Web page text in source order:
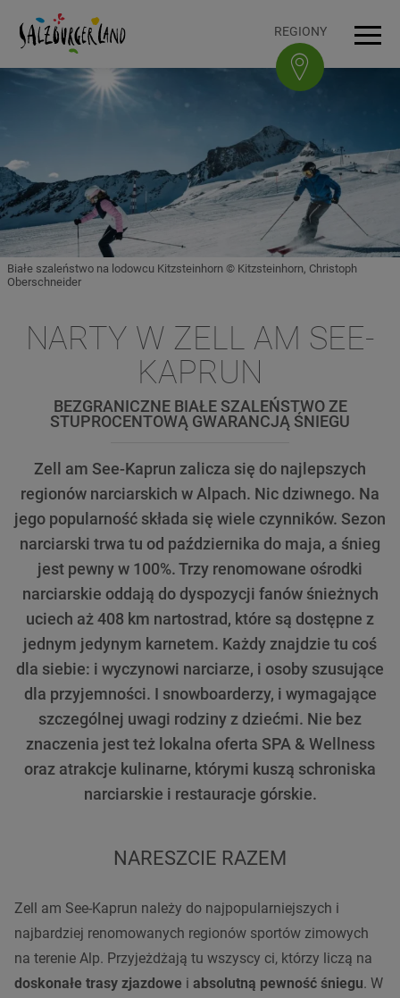
Do treściAccesskey
[0]
Do nawigacjiAccesskey
[1]
Na górę stronyAccesskey
[2]
Do stopkiAccesskey
[3] REGIONY
Białe szaleństwo na lodowcu Kitzsteinhorn © Kitzsteinhorn, Christoph
Oberschneider
NARTY W ZELL AM SEE-
KAPRUN
BEZGRANICZNE BIAŁE SZALEŃSTWO ZE
STUPROCENTOWĄ GWARANCJĄ ŚNIEGU
Zell am See-Kaprun zalicza się do najlepszych
regionów narciarskich w Alpach. Nic dziwnego. Na
jego popularność składa się wiele czynników. Sezon
narciarski trwa tu od października do maja, a śnieg
jest pewny w 100%. Trzy renomowane ośrodki
narciarskie oddają do dyspozycji fanów śnieżnych
uciech aż 408 km nartostrad, które są dostępne z
jednym jedynym karnetem. Każdy znajdzie tu coś
dla siebie: i wyczynowi narciarze, i osoby szusujące
dla przyjemności. I snowboarderzy, i wymagające
szczególnej uwagi rodziny z dziećmi. Nie bez
znaczenia jest też lokalna oferta SPA & Wellness
oraz atrakcje kulinarne, którymi kuszą schroniska
narciarskie i restauracje górskie.
NARESZCIE RAZEM
Zell am See-Kaprun należy do najpopularniejszych i
najbardziej renomowanych regionów sportów zimowych
na terenie Alp. Przyjeżdżają tu wszyscy ci, którzy liczą na
doskonałe trasy zjazdowe i absolutną pewność śniegu. W